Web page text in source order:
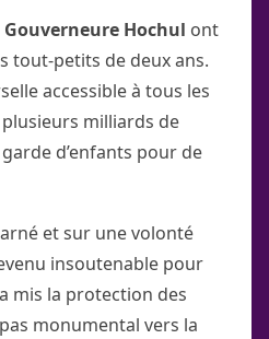
Gouverneure Hochul ont
tout-petits de deux ans.
accessible à tous les
milliards de
d’enfants pour de
et sur une volonté
insoutenable pour
mis la protection des
monumental vers la